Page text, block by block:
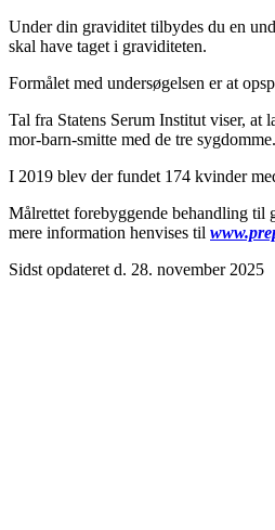
Under din graviditet tilbydes du en
skal have taget i graviditeten.
Formålet med undersøgelsen er at
Tal fra Statens Serum Institut viser,
mor-barn-smitte med de tre sygdomme.
I 2019 blev der fundet 174 kvinder
Målrettet forebyggende behandling til
mere information henvises til
Sidst opdateret d. 28. november 2025